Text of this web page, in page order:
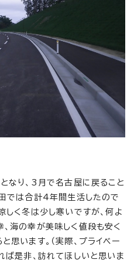
なり、3月で名古屋に戻ること
では合計4年間生活したので
しく冬は少し寒いですが、何よ
海の幸が美味しく値段も安く
思います。（実際、プライベー
ば是非、訪れてほしいと思いま